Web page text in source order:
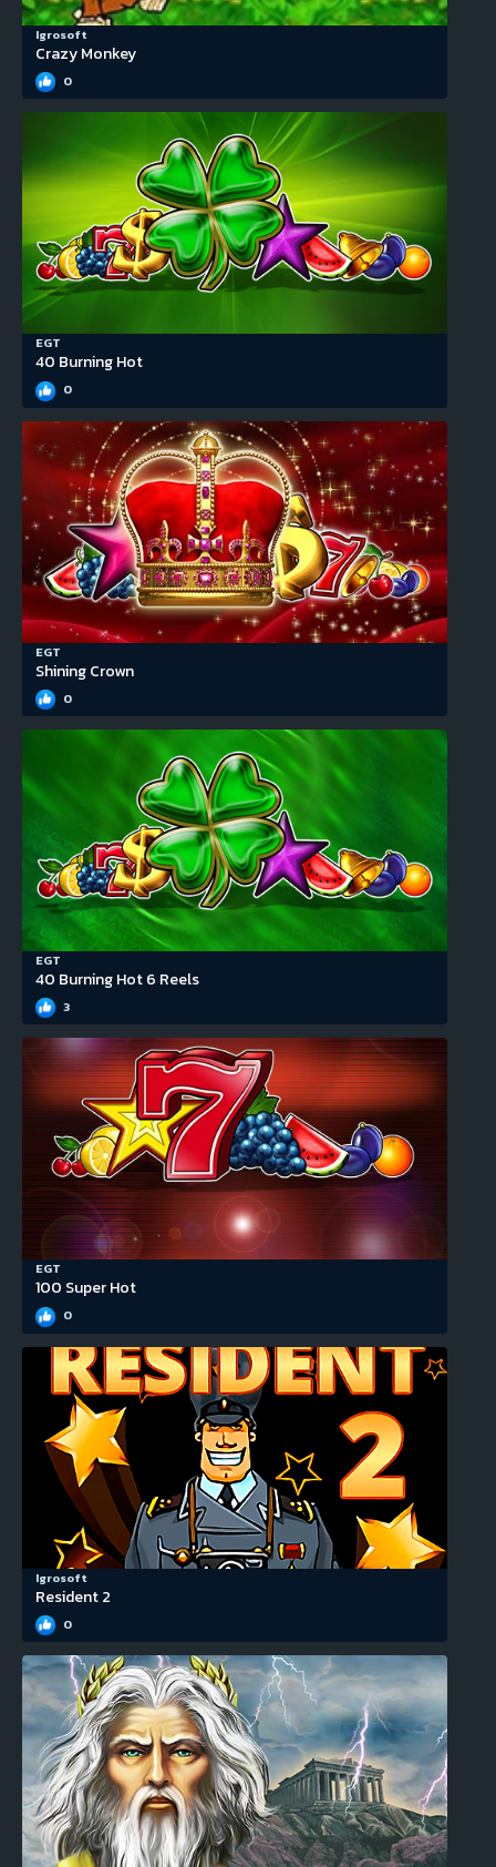
Igrosoft
Crazy Monkey
0
EGT
40 Burning Hot
0
EGT
Shining Crown
0
EGT
40 Burning Hot 6 Reels
3
EGT
100 Super Hot
0
Igrosoft
Resident 2
0